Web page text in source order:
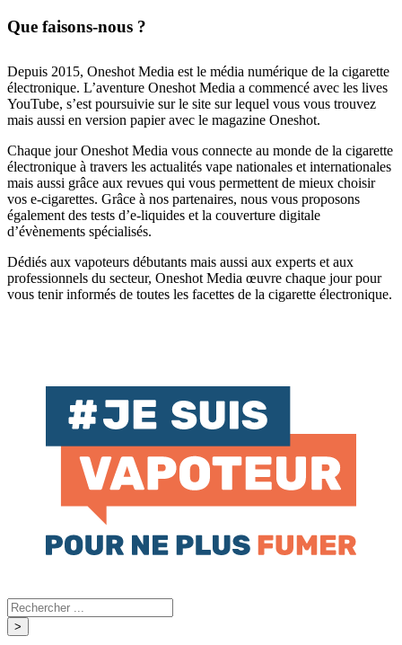
Que faisons-nous ?
Depuis 2015, Oneshot Media est le média numérique de la cigarette
électronique. L’aventure Oneshot Media a commencé avec les lives
YouTube, s’est poursuivie sur le site sur lequel vous vous trouvez
mais aussi en version papier avec le magazine Oneshot.
Chaque jour Oneshot Media vous connecte au monde de la cigarette
électronique à travers les actualités vape nationales et internationales
mais aussi grâce aux revues qui vous permettent de mieux choisir
vos e-cigarettes. Grâce à nos partenaires, nous vous proposons
également des tests d’e-liquides et la couverture digitale
d’évènements spécialisés.
Dédiés aux vapoteurs débutants mais aussi aux experts et aux
professionnels du secteur, Oneshot Media œuvre chaque jour pour
vous tenir informés de toutes les facettes de la cigarette électronique.